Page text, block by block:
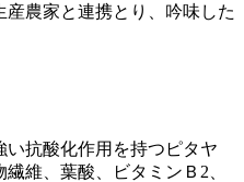
農家と連携とり、吟味した
抗酸化作用を持つピタヤ
維、葉酸、ビタミンＢ2、